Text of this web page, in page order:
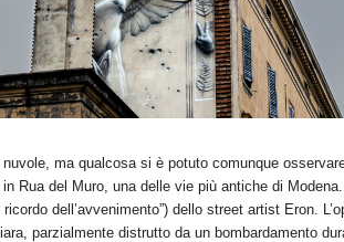
ma qualcosa si è potuto comunque
Rua del Muro, una delle vie più antiche di
dell’avvenimento”) dello street artist Eron.
parzialmente distrutto da un bombardamento